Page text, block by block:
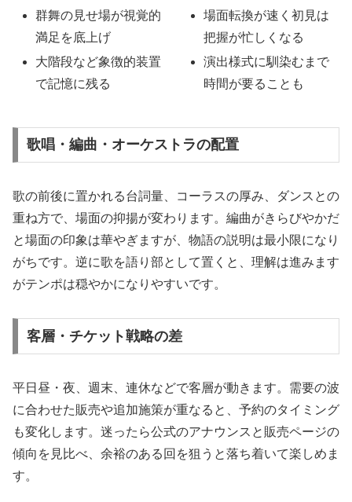
群舞の見せ場が視覚的
満足を底上げ
大階段など象徴的装置
で記憶に残る
場面転換が速く初見は
把握が忙しくなる
演出様式に馴染むまで
時間が要ることも
歌唱・編曲・オーケストラの配置
歌の前後に置かれる台詞量、コーラスの厚み、ダンスとの
重ね方で、場面の抑揚が変わります。編曲がきらびやかだ
と場面の印象は華やぎますが、物語の説明は最小限になり
がちです。逆に歌を語り部として置くと、理解は進みます
がテンポは穏やかになりやすいです。
客層・チケット戦略の差
平日昼・夜、週末、連休などで客層が動きます。需要の波
に合わせた販売や追加施策が重なると、予約のタイミング
も変化します。迷ったら公式のアナウンスと販売ページの
傾向を見比べ、余裕のある回を狙うと落ち着いて楽しめま
す。